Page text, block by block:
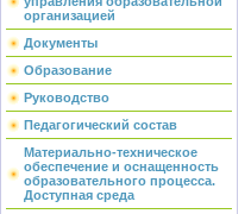
организацией
Документы
Образование
Руководство
Педагогический состав
Материально-техническое
обеспечение и оснащенность
образовательного процесса.
Доступная среда